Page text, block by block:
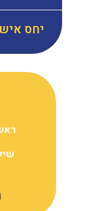
יחס